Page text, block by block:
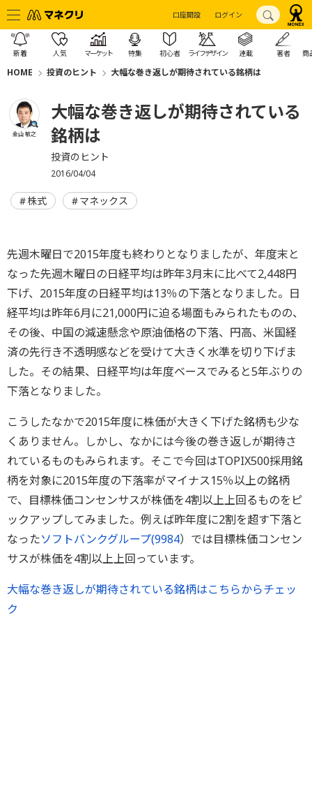
口座開設 ログイン
新着 人気 マーケット 特集 初心者 ライフデザイン 連載 著者 商
HOME 投資のヒント 大幅な巻き返しが期待されている銘柄は
金山 敏之
大幅な巻き返しが期待されている
銘柄は
投資のヒント
2016/04/04
株式 マネックス
先週木曜日で2015年度も終わりとなりましたが、年度末と
なった先週木曜日の日経平均は昨年3月末に比べて2,448円
下げ、2015年度の日経平均は13％の下落となりました。日
経平均は昨年6月に21,000円に迫る場面もみられたものの、
その後、中国の減速懸念や原油価格の下落、円高、米国経
済の先行き不透明感などを受けて大きく水準を切り下げま
した。その結果、日経平均は年度ベースでみると5年ぶりの
下落となりました。
こうしたなかで2015年度に株価が大きく下げた銘柄も少な
くありません。しかし、なかには今後の巻き返しが期待さ
れているものもみられます。そこで今回はTOPIX500採用銘
柄を対象に2015年度の下落率がマイナス15％以上の銘柄
で、目標株価コンセンサスが株価を4割以上上回るものをピ
ックアップしてみました。例えば昨年度に2割を超す下落と
なったソフトバンクグループ(9984）では目標株価コンセン
サスが株価を4割以上上回っています。
大幅な巻き返しが期待されている銘柄はこちらからチェッ
ク